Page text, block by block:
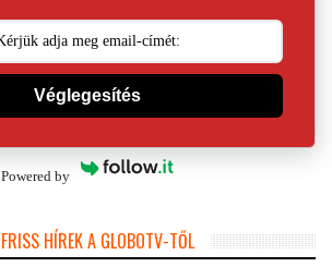
Véglegesítés
Powered by
FRISS HÍREK A GLOBOTV-TŐL